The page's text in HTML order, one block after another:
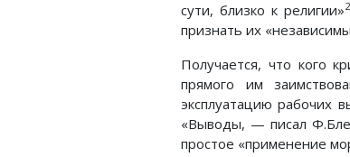
сути, близко к религии»2
признать их
Получается, что кого
прямого им
эксплуатацию рабочих
«Выводы, — писал
простое «применение